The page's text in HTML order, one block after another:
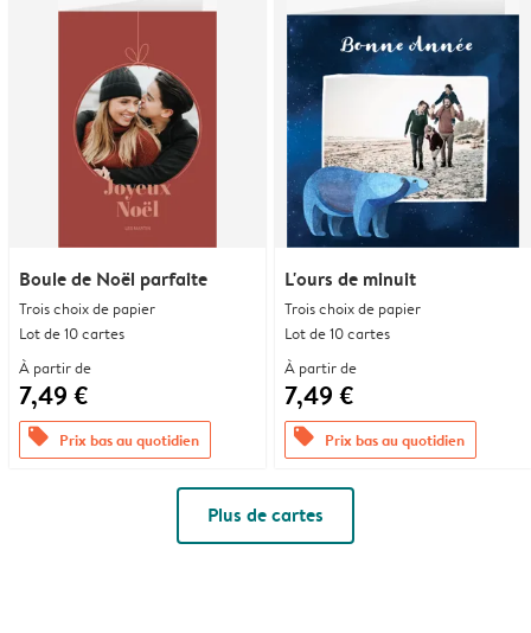
Boule de Noël parfaite
Trois choix de papier
Lot de 10 cartes
À partir de
7,49 €
offers Prix bas au quotidien
L'ours de minuit
Trois choix de papier
Lot de 10 cartes
À partir de
7,49 €
offers Prix bas au quotidien
Plus de cartes